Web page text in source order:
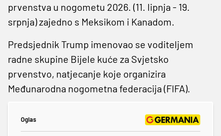
prvenstva u nogometu 2026. (11. lipnja - 19.
srpnja) zajedno s Meksikom i Kanadom.
Predsjednik Trump imenovao se voditeljem
radne skupine Bijele kuće za Svjetsko
prvenstvo, natjecanje koje organizira
Međunarodna nogometna federacija (FIFA).
Oglas